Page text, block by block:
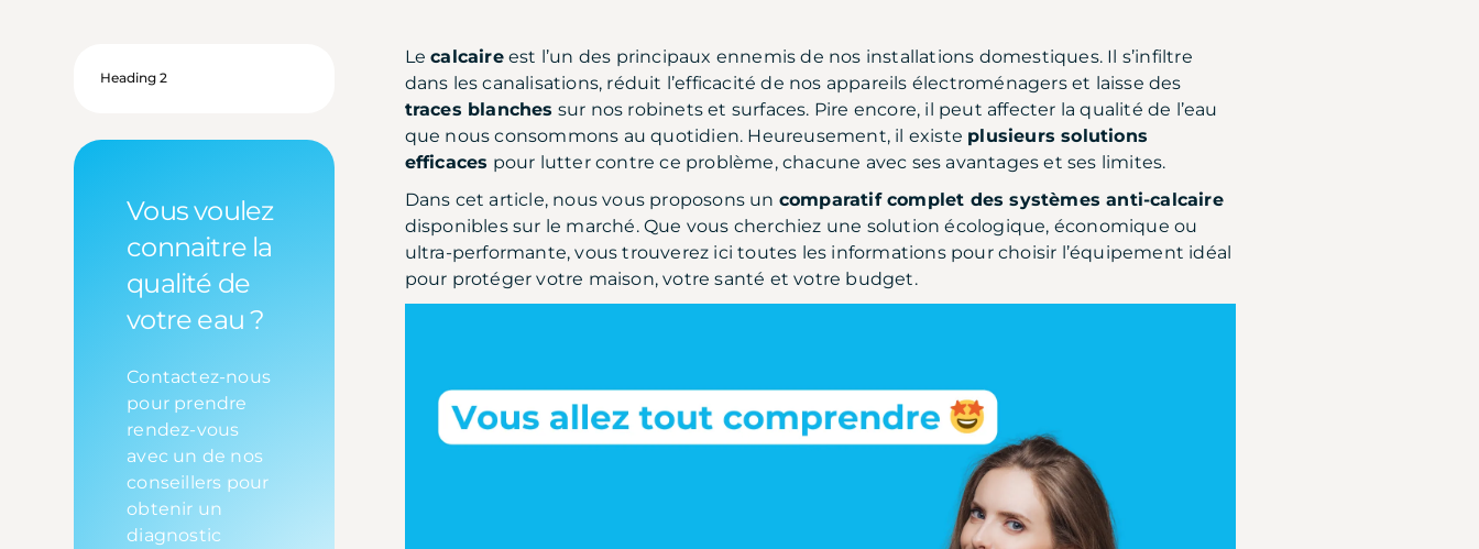
Heading 2
Vous voulez
connaitre la
qualité de
votre eau ?
Contactez-nous
pour prendre
rendez-vous
avec un de nos
conseillers pour
obtenir un
diagnostic
Lecalcaireest l’un des principaux ennemis de nos installations domestiques. Il s’infiltre
dans les canalisations, réduit l’efficacité de nos appareils électroménagers et laisse des
traces blanches sur nos robinets et surfaces. Pire encore, il peut affecter la qualité de l’eau
que nous consommons au quotidien. Heureusement, il existe plusieurs solutions
efficaces pour lutter contre ce problème, chacune avec ses avantages et ses limites.
Dans cet article, nous vous proposons un comparatif complet des systèmes anti-calcaire
disponibles sur le marché. Que vous cherchiez une solution écologique, économique ou
ultra-performante, vous trouverez ici toutes les informations pour choisir l’équipement idéal
pour protéger votre maison, votre santé et votre budget.